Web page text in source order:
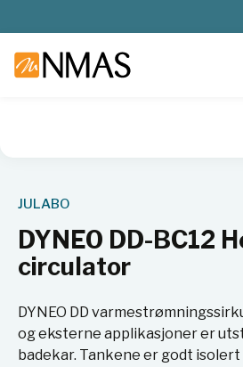
JULABO
DYNEO DD-BC12
circulator
DYNEO DD
og eksterne applikasjoner er
badekar. Tankene er godt